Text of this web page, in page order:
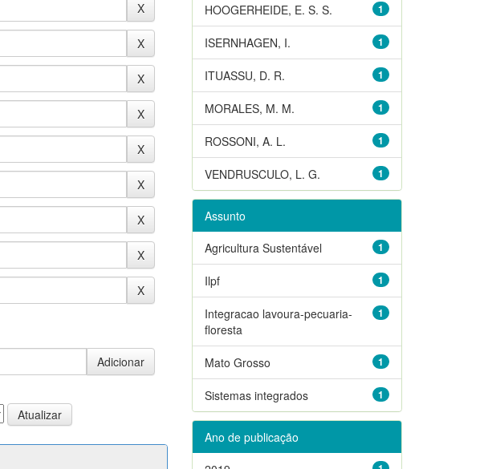
1
HOOGERHEIDE, E. S. S.
1
ISERNHAGEN, I.
1
ITUASSU, D. R.
1
MORALES, M. M.
1
ROSSONI, A. L.
1
VENDRUSCULO, L. G.
Assunto
1
Agricultura Sustentável
1
Ilpf
1
Integracao lavoura-pecuaria-
floresta
1
Mato Grosso
1
Sistemas integrados
Ano de publicação